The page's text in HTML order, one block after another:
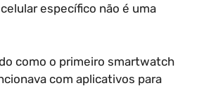
específico não é uma
como o primeiro smartwatch
com aplicativos para